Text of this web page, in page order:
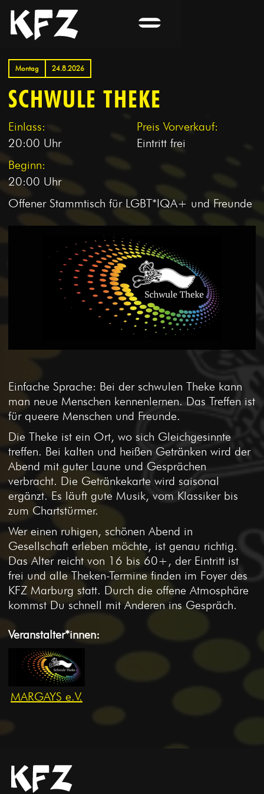
Montag 24.8.2026
SCHWULE THEKE
Einlass:
20:00 Uhr
Beginn:
20:00 Uhr
Preis Vorverkauf:
Eintritt frei
Offener Stammtisch für LGBT*IQA+ und Freunde
Einfache Sprache: Bei der schwulen Theke kann
man neue Menschen kennenlernen. Das Treffen ist
für queere Menschen und Freunde.
Die Theke ist ein Ort, wo sich Gleichgesinnte
treffen. Bei kalten und heißen Getränken wird der
Abend mit guter Laune und Gesprächen
verbracht. Die Getränkekarte wird saisonal
ergänzt. Es läuft gute Musik, vom Klassiker bis
zum Chartstürmer.
Wer einen ruhigen, schönen Abend in
Gesellschaft erleben möchte, ist genau richtig.
Das Alter reicht von 16 bis 60+, der Eintritt ist
frei und alle Theken-Termine finden im Foyer des
KFZ Marburg statt. Durch die offene Atmosphäre
kommst Du schnell mit Anderen ins Gespräch.
Veranstalter*innen:
MARGAYS e.V.